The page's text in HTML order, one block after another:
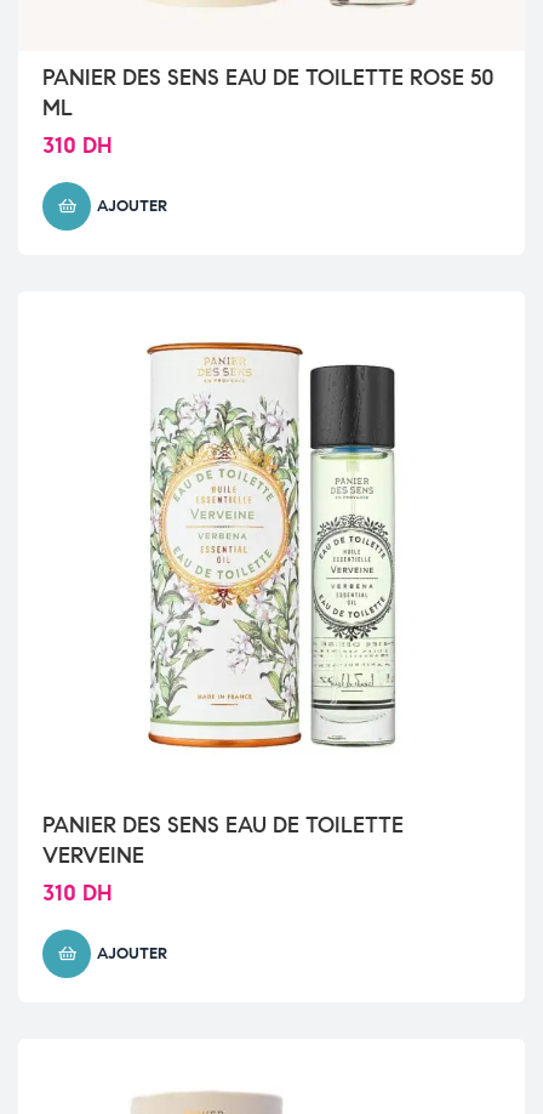
PANIER DES SENS EAU DE TOILETTE ROSE 50
ML
310 DH
AJOUTER
PANIER DES SENS EAU DE TOILETTE
VERVEINE
310 DH
AJOUTER